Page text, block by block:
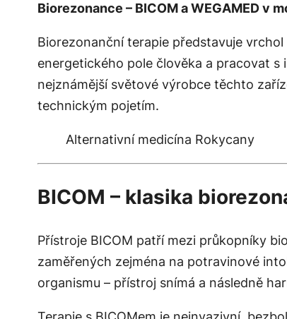
Biorezonance – BICOM a WEGAMED v
Biorezonanční terapie představuje
energetického pole člověka a pracovat
nejznámější světové výrobce těchto
technickým pojetím.
Alternativní medicína Rokycany
BICOM – klasika
Přístroje BICOM patří mezi průkopníky
zaměřených zejména na potravinové
organismu – přístroj snímá a následně